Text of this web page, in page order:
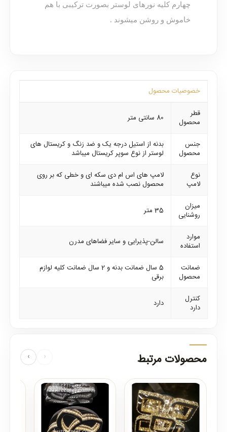
چهارم کلیه نورهای لوستر بصورت ترکیبی با هم
خاموش و روشن میشوند .
خصوصیات محصول
قطر
محصول
80 سانتی متر
جنس
محصول
بدنه از استیل درجه یک و ضد زنگ و کریستال های
لوستر از نوع سوپر کریستال میباشد
نوع
لامپ
لامپ های اس ام دی سکه ای و خطی که بر روی
محصول نصب شده میباشند
میزان
روشنایی
35 متر
موارد
استفاده
سالن-پذیرایی و سایر فضاهای مدرن
ضمانت
محصول
5 سال ضمانت بدنه و 2 سال ضمانت کلیه لوازم
برقی
کنترل
دارد
دارد
محصولات مرتبط ‹
›